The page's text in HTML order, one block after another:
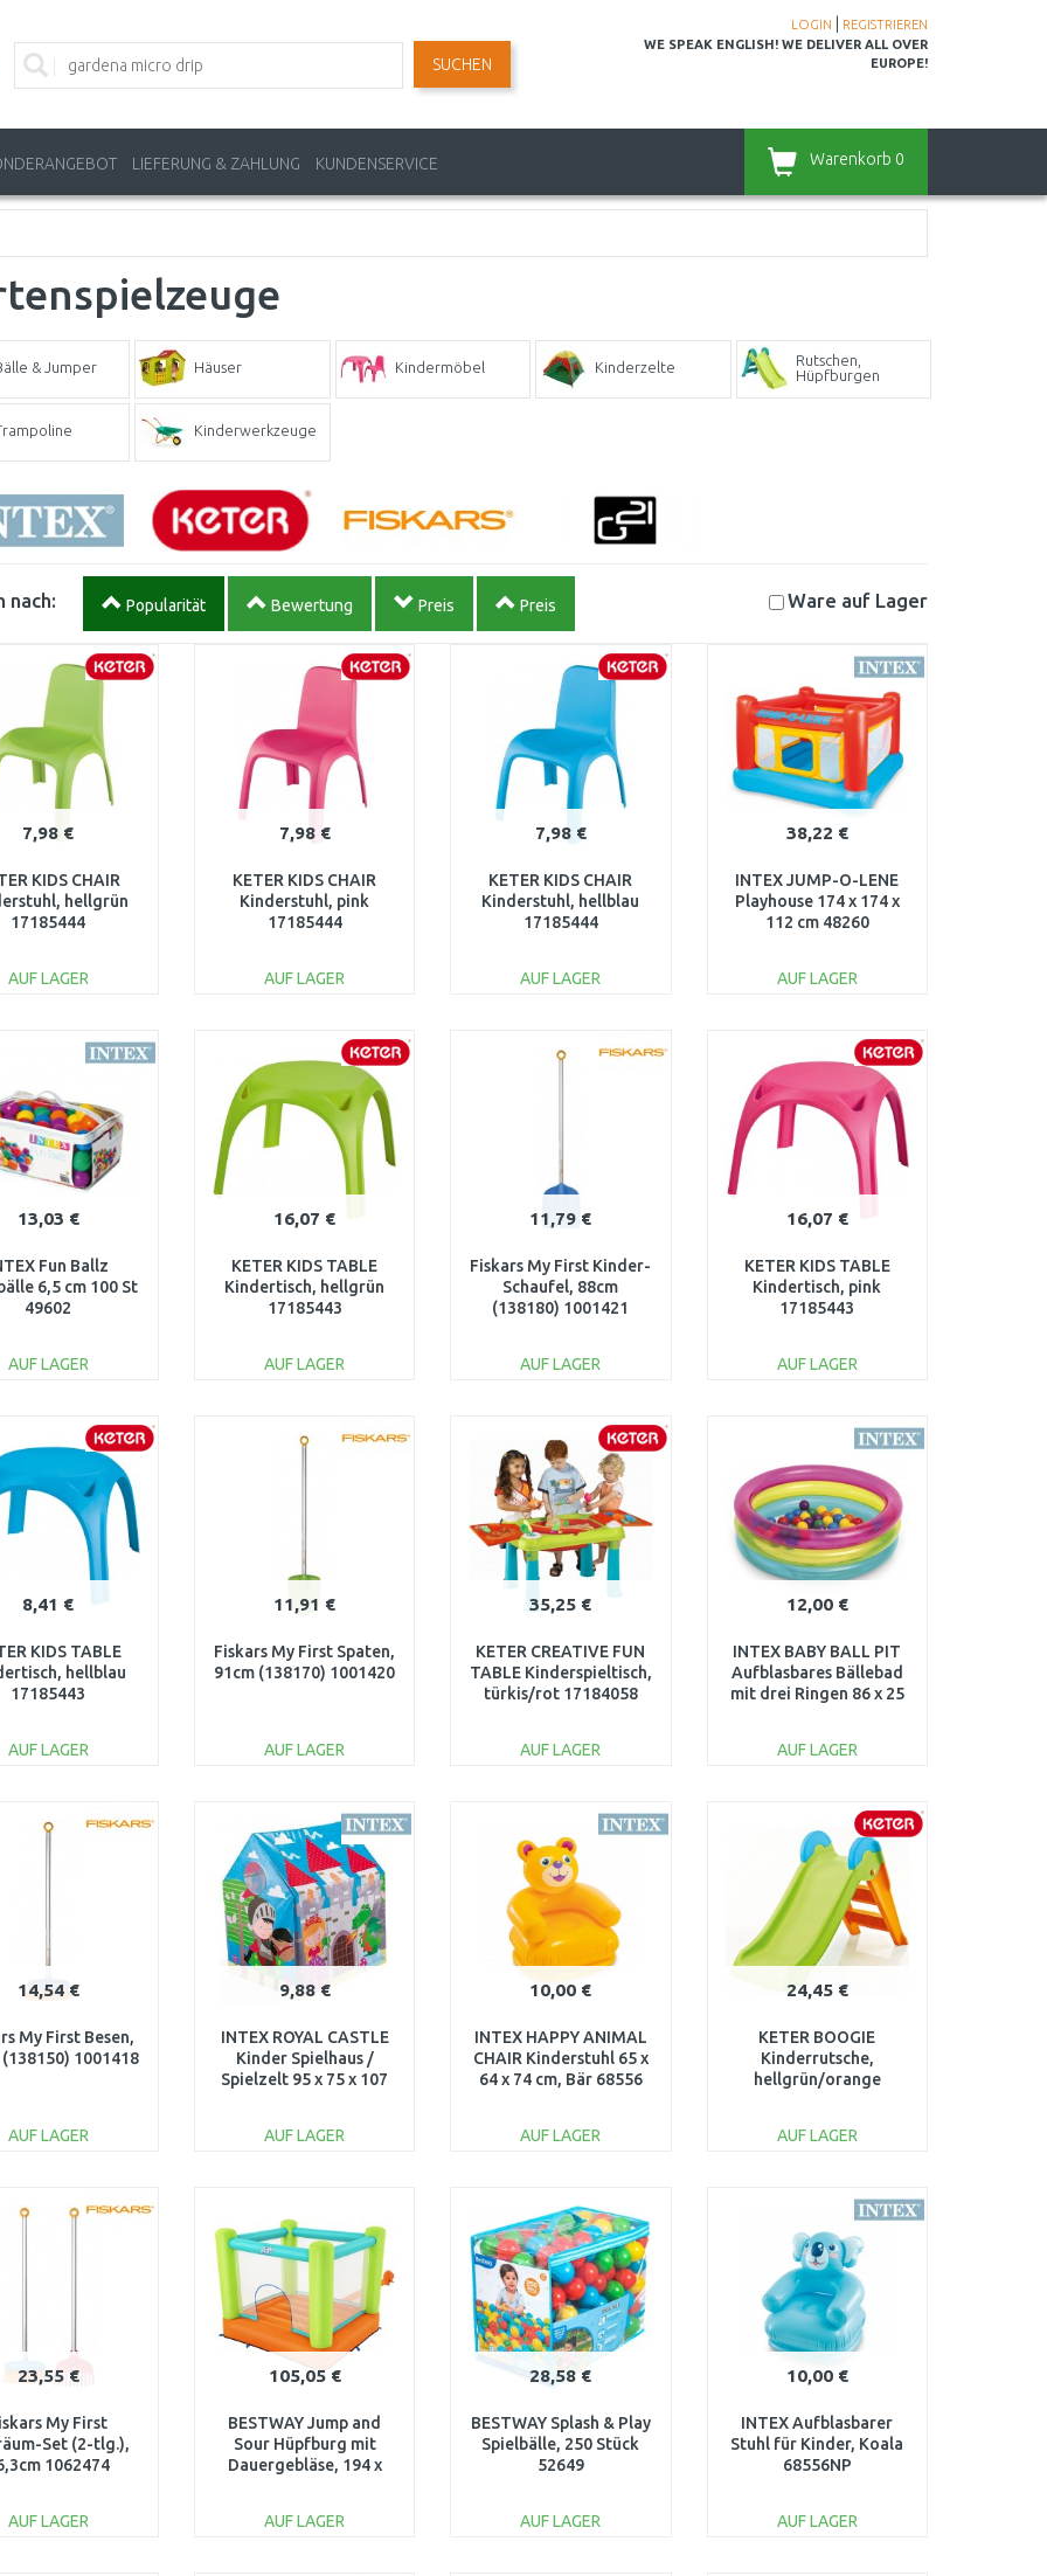
LOGIN
REGISTRIEREN
WE SPEAK ENGLISH! WE DELIVER ALL OVER
EUROPE!
SUCHEN
LIEFERUNG & ZAHLUNG KUNDENSERVICE Warenkorb 0
& Jumper Häuser Kindermöbel Kinderzelte
Rutschen,
Hüpfburgen
Kinderwerkzeuge
nach: Popularität Bewertung Preis Preis Ware auf Lager
7,98 €
KIDS CHAIR
hellgrün
17185444
AUF LAGER
7,98 €
KETER KIDS CHAIR
Kinderstuhl, pink
17185444
AUF LAGER
WARENKORB
7,98 €
KETER KIDS CHAIR
Kinderstuhl, hellblau
17185444
AUF LAGER
38,22 €
INTEX JUMP-O-LENE
Playhouse 174 x 174 x
112 cm 48260
AUF LAGER
WARENKORB
13,03 €
Fun Ballz
6,5 cm 100 St
49602
AUF LAGER
WARENKORB
16,07 €
KETER KIDS TABLE
Kindertisch, hellgrün
17185443
AUF LAGER
11,79 €
Fiskars My First Kinder-
Schaufel, 88cm
(138180) 1001421
AUF LAGER
WARENKORB
Vergleichen
16,07 €
KETER KIDS TABLE
Kindertisch, pink
17185443
AUF LAGER
Vergleichen
8,41 €
KIDS TABLE
hellblau
17185443
AUF LAGER
11,91 €
Fiskars My First Spaten,
91cm (138170) 1001420
AUF LAGER
Vergleichen
35,25 €
KETER CREATIVE FUN
TABLE Kinderspieltisch,
türkis/rot 17184058
AUF LAGER
Vergleichen
12,00 €
INTEX BABY BALL PIT
Aufblasbares Bällebad
mit drei Ringen 86 x 25
AUF LAGER
WARENKORB
Vergleichen
14,54 €
My First Besen,
(138150) 1001418
AUF LAGER
9,88 €
INTEX ROYAL CASTLE
Kinder Spielhaus /
Spielzelt 95 x 75 x 107
AUF LAGER
Vergleichen
10,00 €
INTEX HAPPY ANIMAL
CHAIR Kinderstuhl 65 x
64 x 74 cm, Bär 68556
AUF LAGER
Vergleichen
24,45 €
KETER BOOGIE
Kinderrutsche,
hellgrün/orange
AUF LAGER
Vergleichen
23,55 €
My First
Set (2-tlg.),
1062474
AUF LAGER
105,05 €
BESTWAY Jump and
Sour Hüpfburg mit
Dauergebläse, 194 x
AUF LAGER
28,58 €
BESTWAY Splash & Play
Spielbälle, 250 Stück
52649
AUF LAGER
10,00 €
INTEX Aufblasbarer
Stuhl für Kinder, Koala
68556NP
AUF LAGER